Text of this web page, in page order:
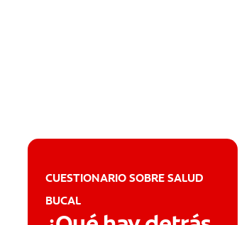
CUESTIONARIO SOBRE SALUD
BUCAL